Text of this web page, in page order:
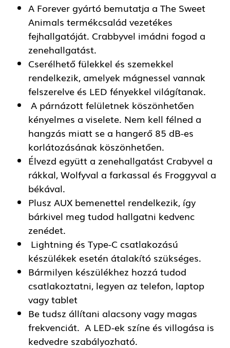
A Forever gyártó bemutatja a The Sweet
Animals termékcsalád vezetékes
fejhallgatóját. Crabbyvel imádni fogod a
zenehallgatást.
Cserélhető fülekkel és szemekkel
rendelkezik, amelyek mágnessel vannak
felszerelve és LED fényekkel világítanak.
A párnázott felületnek köszönhetően
kényelmes a viselete. Nem kell félned a
hangzás miatt se a hangerő 85 dB-es
korlátozásának köszönhetően.
Élvezd együtt a zenehallgatást Crabyvel a
rákkal, Wolfyval a farkassal és Froggyval a
békával.
Plusz AUX bemenettel rendelkezik, így
bárkivel meg tudod hallgatni kedvenc
zenédet.
Lightning és Type-C csatlakozású
készülékek esetén átalakító szükséges.
Bármilyen készülékhez hozzá tudod
csatlakoztatni, legyen az telefon, laptop
vagy tablet
Be tudsz állítani alacsony vagy magas
frekvenciát. A LED-ek színe és villogása is
kedvedre szabályozható.